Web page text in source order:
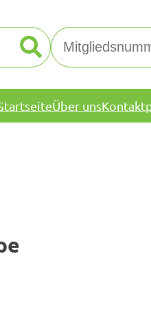
Über uns